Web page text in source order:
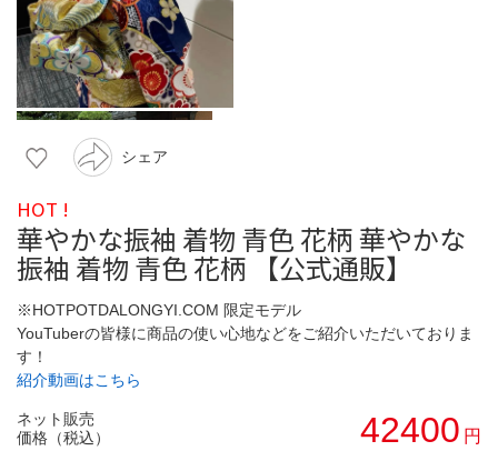
シェア
HOT !
華やかな振袖 着物 青色 花柄 華やかな
振袖 着物 青色 花柄 【公式通販】
※HOTPOTDALONGYI.COM 限定モデル
YouTuberの皆様に商品の使い心地などをご紹介いただいておりま
す！
紹介動画はこちら
ネット販売
価格（税込）
42400 円